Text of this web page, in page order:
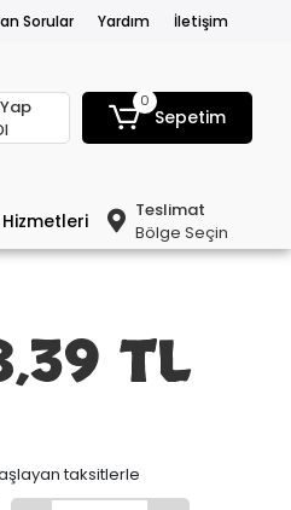
Sorular Yardım İletişim
0
Sepetim
Teslimat
Bölge Seçin
TL
taksitlerle